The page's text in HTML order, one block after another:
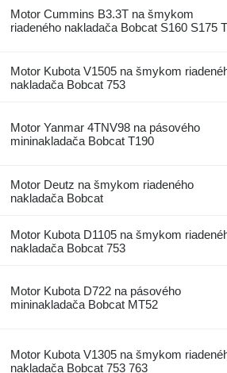
Motor Cummins B3.3T na šmykom
riadeného nakladača Bobcat S160 S175
Motor Kubota V1505 na šmykom
nakladača Bobcat 753
Motor Yanmar 4TNV98 na pásového
mininakladača Bobcat T190
Motor Deutz na šmykom riadeného
nakladača Bobcat
Motor Kubota D1105 na šmykom
nakladača Bobcat 753
Motor Kubota D722 na pásového
mininakladača Bobcat MT52
Motor Kubota V1305 na šmykom
nakladača Bobcat 753 763